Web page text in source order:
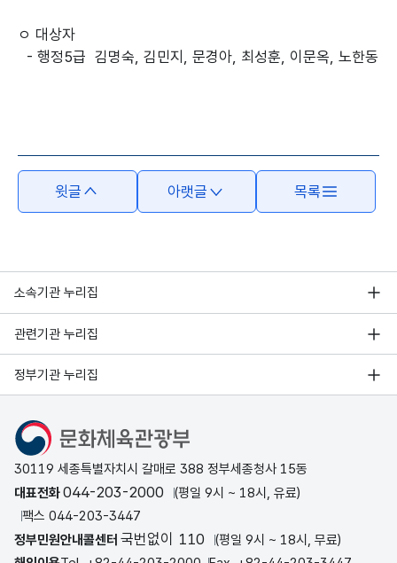
ㅇ 대상자
- 행정5급 김명숙, 김민지, 문경아, 최성훈, 이문옥, 노한동
윗글 아랫글 목록
소속기관 누리집
관련기관 누리집
정부기관 누리집
문화체육관광부
30119 세종특별자치시 갈매로 388 정부세종청사 15동
대표전화044-203-2000
(평일 9시 ~ 18시, 유료)
팩스 044-203-3447
정부민원안내콜센터 국번없이 110
(평일 9시 ~ 18시, 무료)